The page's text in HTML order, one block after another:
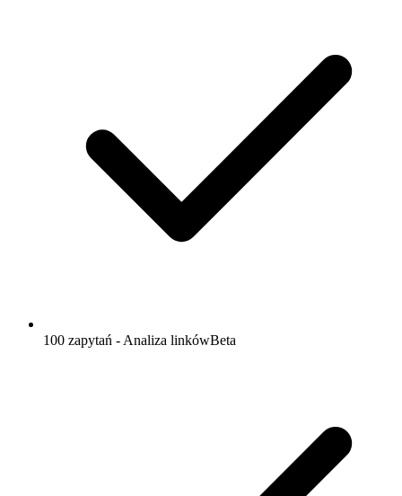
100 zapytań - Analiza linkówBeta